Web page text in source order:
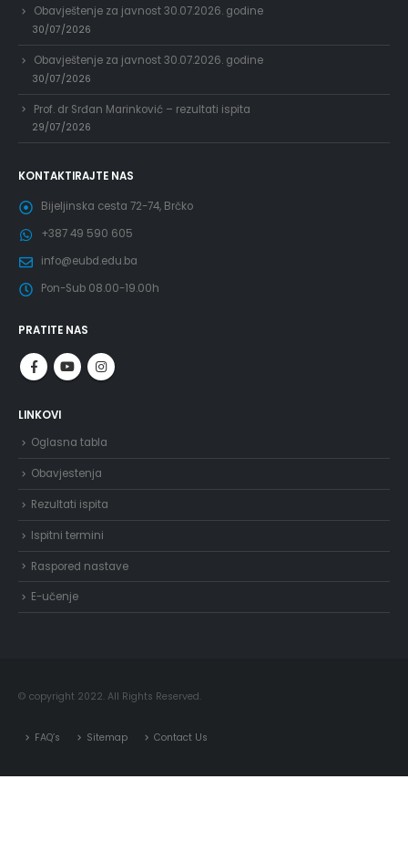
Obavještenje za javnost 30.07.2026. godine
30/07/2026
Obavještenje za javnost 30.07.2026. godine
30/07/2026
Prof. dr Srđan Marinković – rezultati ispita
29/07/2026
KONTAKTIRAJTE NAS
Bijeljinska cesta 72-74, Brčko
+387 49 590 605
info@eubd.edu.ba
Pon-Sub 08.00-19.00h
PRATITE NAS
LINKOVI
Oglasna tabla
Obavjestenja
Rezultati ispita
Ispitni termini
Raspored nastave
E-učenje
© copyright 2022. All Rights Reserved.
FAQ’s Sitemap Contact Us